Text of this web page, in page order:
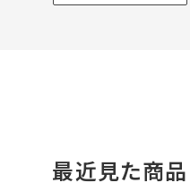
最近見た商品